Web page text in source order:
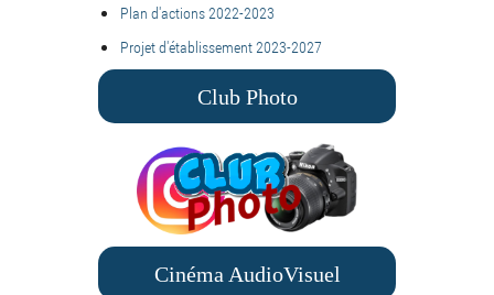
Plan d'actions 2022-2023
Projet d'établissement 2023-2027
Club Photo
Cinéma AudioVisuel